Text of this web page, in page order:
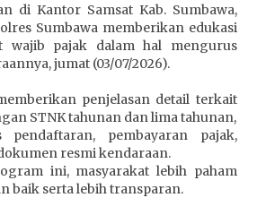
Satlantas Polres
Kabupaten
Masyarakat
di Kantor Samsat Kab. Sumbawa,
Sumbawa memberikan edukasi
wajib pajak dalam hal mengurus
jumat (03/07/2026).
penjelasan detail terkait
STNK tahunan dan lima tahunan,
pembayaran pajak,
resmi kendaraan.
ini, masyarakat lebih paham
baik serta lebih transparan.